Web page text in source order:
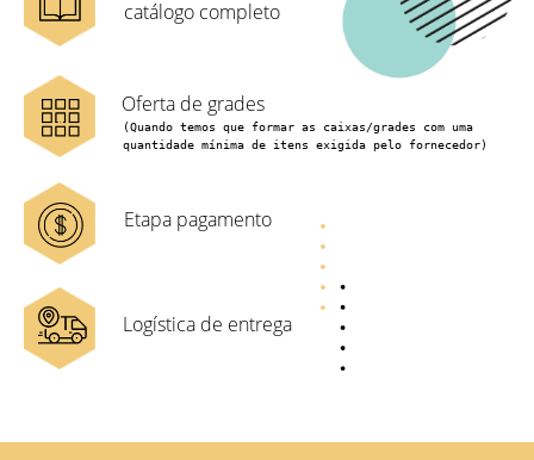
catálogo completo
Oferta de grades
(Quando temos que formar as caixas/grades com uma
quantidade mínima de itens exigida pelo fornecedor)
Etapa pagamento
Logística de entrega